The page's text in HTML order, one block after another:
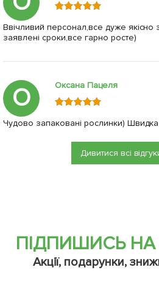
Ввічливий персонал,все дуже якісно
заявлені сроки,все гарно росте)
О Оксана Пацеля
Чудово запаковані рослинки) Швидка
Дивитися всі
ПІДПИШИСЬ
Акції, подарунки,